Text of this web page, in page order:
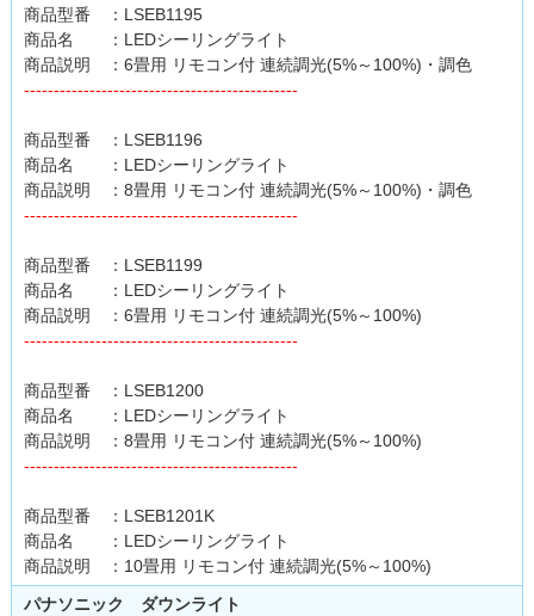
商品型番 ：LSEB1195
商品名 ：LEDシーリングライト
商品説明 ：6畳用 リモコン付 連続調光(5%～100%)・調色
----------------------------------------------
商品型番 ：LSEB1196
商品名 ：LEDシーリングライト
商品説明 ：8畳用 リモコン付 連続調光(5%～100%)・調色
----------------------------------------------
商品型番 ：LSEB1199
商品名 ：LEDシーリングライト
商品説明 ：6畳用 リモコン付 連続調光(5%～100%)
----------------------------------------------
商品型番 ：LSEB1200
商品名 ：LEDシーリングライト
商品説明 ：8畳用 リモコン付 連続調光(5%～100%)
----------------------------------------------
商品型番 ：LSEB1201K
商品名 ：LEDシーリングライト
商品説明 ：10畳用 リモコン付 連続調光(5%～100%)
パナソニック ダウンライト